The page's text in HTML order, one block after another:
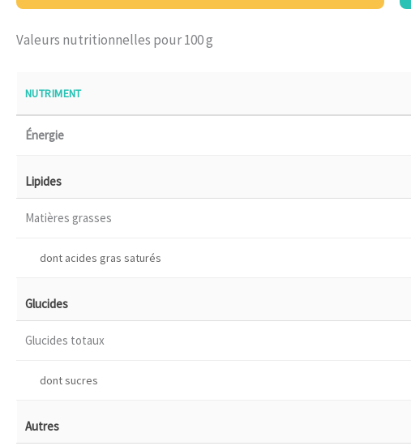
Valeurs nutritionnelles pour 100 g
NUTRIMENT
Énergie
Lipides
Matières grasses
dont acides gras saturés
Glucides
Glucides totaux
dont sucres
Autres